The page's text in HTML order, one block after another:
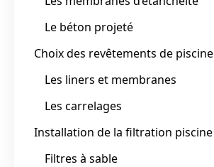
Le béton projeté
Choix des revêtements de piscine
Les liners et membranes
Les carrelages
Installation de la filtration piscine
Filtres à sable